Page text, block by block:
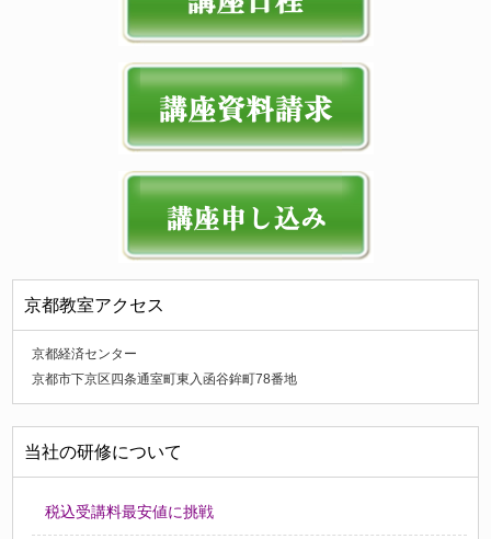
京都教室アクセス
京都経済センター
京都市下京区四条通室町東入函谷鉾町78番地
当社の研修について
税込受講料最安値に挑戦